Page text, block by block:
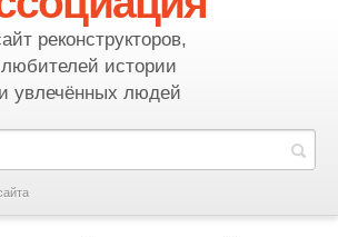
реконструкторов,
любителей истории
и увлечённых людей